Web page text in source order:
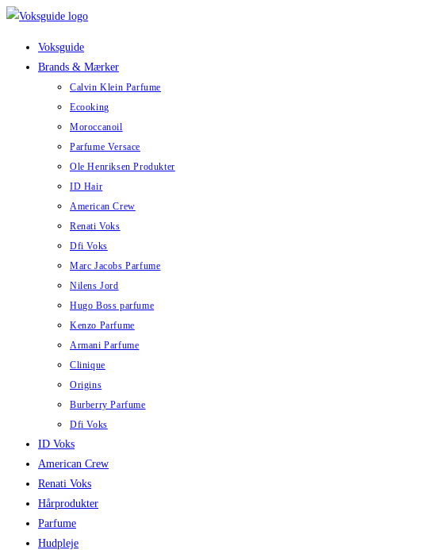
Skip
Voksguide
Brands & Mærker
Calvin Klein Parfume
Ecooking
Moroccanoil
Parfume Versace
Ole Henriksen Produkter
ID Hair
American Crew
Renati Voks
Dfi Voks
Marc Jacobs Parfume
Nilens Jord
Hugo Boss parfume
Kenzo Parfume
Armani Parfume
Clinique
Origins
Burberry Parfume
Dfi Voks
ID Voks
American Crew
Renati Voks
Hårprodukter
Parfume
Hudpleje